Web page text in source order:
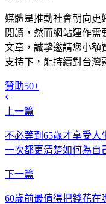
媒體是推動社會朝向更
閱讀，然而網站運作需
文章，誠摯邀請您小額
支持下，能持續對台灣
贊助50+
上一篇
不必等到65歲才享受人
一次都更清楚如何為自
下一篇
60歲前最值得把錢花在